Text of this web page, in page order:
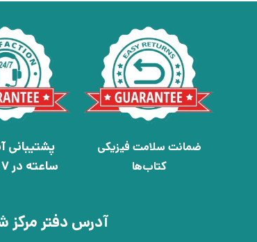
ضمانت سلامت فیزیکی
کتاب‌ها
ساعته در 7 روز هفته
آدرس دفتر مرکز